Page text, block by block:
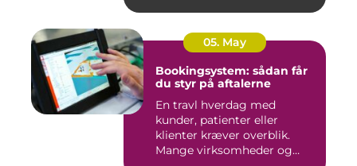
05. May
Bookingsystem: sådan får
du styr på aftalerne
En travl hverdag med
kunder, patienter eller
klienter kræver overblik.
Mange virksomheder og